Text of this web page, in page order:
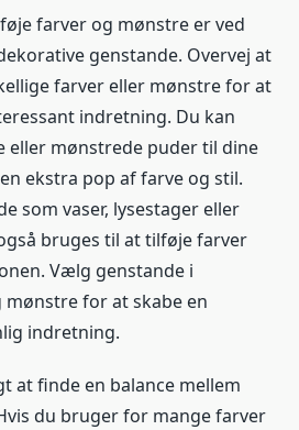
farver og mønstre er ved
genstande. Overvej at
farver eller mønstre for at
indretning. Du kan
eller mønstrede puder til dine
ekstra pop af farve og stil.
som vaser, lysestager eller
bruges til at tilføje farver
Vælg genstande i
for at skabe en
indretning.
at finde en balance mellem
du bruger for mange farver